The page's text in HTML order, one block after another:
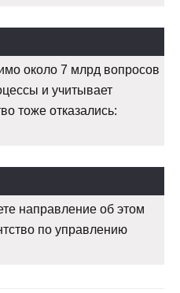
около 7 млрд вопросов
и учитывает
тоже отказались:
направление об этом
по управлению